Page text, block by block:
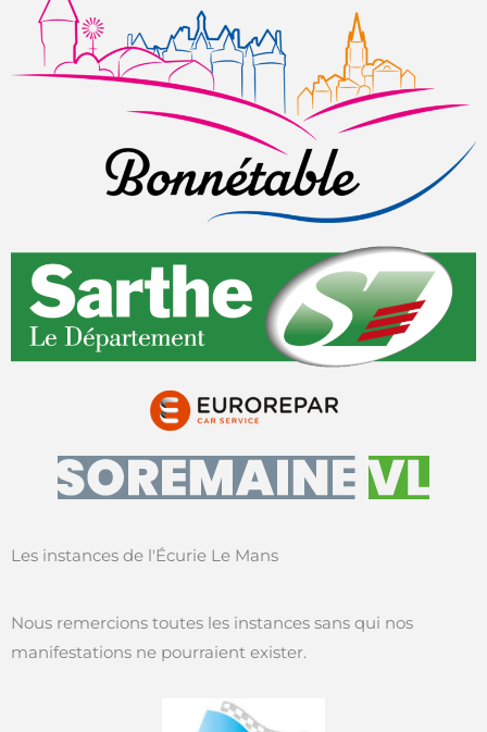
Les instances de l'Écurie Le Mans
Nous remercions toutes les instances sans qui nos
manifestations ne pourraient exister.